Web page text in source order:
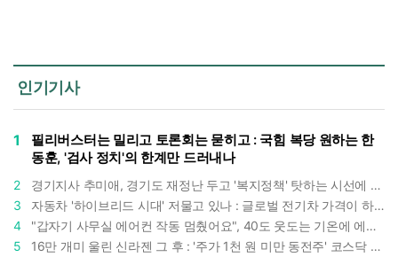
인기기사
1
필리버스터는 밀리고 토론회는 묻히고 : 국힘 복당 원하는 한
동훈, '검사 정치'의 한계만 드러내나
2
경기지사 추미애, 경기도 재정난 두고 '복지정책' 탓하는 시선에 정면 반박 : "고령자와 아이 인구 급증"
3
자동차 '하이브리드 시대' 저물고 있나 : 글로벌 전기차 가격이 하이브리드 차보다 낮아졌다
4
"갑자기 사무실 에어컨 작동 멈췄어요", 40도 웃도는 기온에 에어컨도 숨이 찬다
5
16만 개미 울린 신라젠 그 후 : '주가 1천 원 미만 동전주' 코스닥 38곳 코스피 10곳, 총 48곳 이르렀다